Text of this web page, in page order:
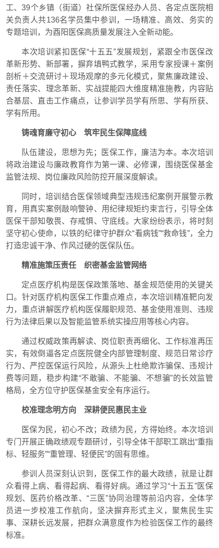
工、39个乡镇（街道）社保所医保经办人员、各定点医院相
关负责人共136名学员集中参训，一场精准、高效、务实的
专题培训，为酉阳医保高质量发展注入全新动能。
本次培训紧扣医保“十五五”发展规划，紧跟全市医保改
革新形势、新部署，摒弃填鸭式教学，采用专家授课＋案例
剖析＋交流研讨＋现场观摩的多元化模式，聚焦廉政建设、
责任落实、理念革新、实战提能四大维度精准施教，内容贴
合基层、直击工作痛点，让参训学员学有所思、学有所获、
学有所用。
铸魂育廉守初心 筑牢民生保障底线
队伍建设，思想为先；医保工作，廉洁为本。本次培训
将政治建设与廉政教育作为第一课、必修课，围绕医保基金
监管法规、岗位廉政风险防控开展深度解读。
同时，培训结合医保领域典型违规违纪案例开展警示教
育，用真实案例敲响警钟、用纪律规矩约束言行，引导全体
医保干部知敬畏、存戒惧、守底线。大家纷纷表示，将时刻
坚守初心使命，以铁的纪律守护群众“看病钱”“救命钱”，全力
打造忠诚干净、作风过硬的医保队伍。
精准施策压责任 织密基金监管网络
定点医疗机构是医保政策落地、基金规范使用的关键关
口。针对医疗机构医保工作重点难点，本次培训精准靶向发
力，重点讲解医疗机构医保履职规范、基金使用准则、违规
行为法律后果以及智能监管系统实操应用等核心内容。
通过权威政策再解读、岗位职责再细化、工作标准再压
实，有效倒逼各定点医院健全内部管理制度、规范日常诊疗
行为、严控医保运行风险，从源头上杜绝欺诈骗保、违规计
费等问题，稳步构建“不敢骗、不能骗、不想骗”的长效监管
格局，全方位守护医保基金安全有序运行。
校准理念明方向 深耕便民惠民主业
医保为民，初心不改；政绩为民，方得始终。本次培训
专门开展正确政绩观专题研讨，引导全体干部职工跳出“重指
标、轻服务”“重管理、轻便民”的固有思维。
参训人员深刻认识到，医保工作的最大政绩，就是让群
众看得上病、看得起病、看得好病。通过学习“十五五”医保
规划、医药价格改革、“三医”协同治理等前沿内容，全体学
员进一步校准工作航向，坚决摒弃形式主义，聚焦民生实
事、深耕长远发展，把群众满意度作为检验医保工作的最终
标准。